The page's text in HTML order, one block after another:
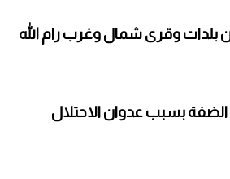
وقرى شمال وغرب رام الله
بسبب عدوان الاحتلال